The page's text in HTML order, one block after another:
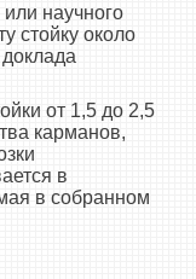
научного
стойку около
от 1,5 до 2,5
карманов,
в
в собранном